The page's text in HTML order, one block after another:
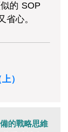
的 SOP
省心。
）
的戰略思維